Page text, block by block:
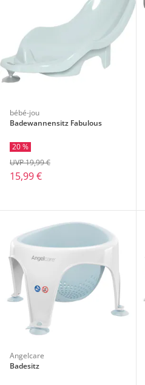
bébé-jou
Badewannensitz Fabulous
20 %
15,99 €
UVP 19,99 €
Angelcare
Badesitz